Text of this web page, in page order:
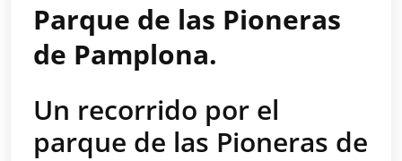
Parque de las Pioneras
de Pamplona.
Un recorrido por el
parque de las Pioneras de